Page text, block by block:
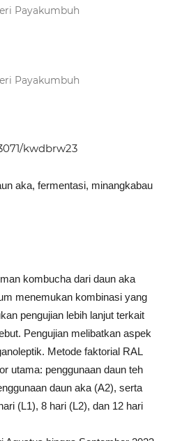
Payakumbuh
Payakumbuh
kwdbrw23
aka, fermentasi, minangkabau
kombucha dari daun aka
menemukan kombinasi yang
pengujian lebih lanjut terkait
Pengujian melibatkan aspek
Metode faktorial RAL
utama: penggunaan daun teh
daun aka (A2), serta
(L1), 8 hari (L2), dan 12 hari